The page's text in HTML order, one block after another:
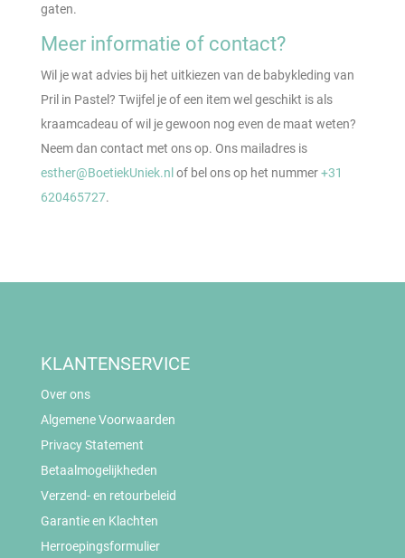
gaten.
Meer informatie of contact?
Wil je wat advies bij het uitkiezen van de babykleding van
Pril in Pastel? Twijfel je of een item wel geschikt is als
kraamcadeau of wil je gewoon nog even de maat weten?
Neem dan contact met ons op. Ons mailadres is
esther@BoetiekUniek.nl of bel ons op het nummer+31
620465727.
KLANTENSERVICE
Over ons
Algemene Voorwaarden
Privacy Statement
Betaalmogelijkheden
Verzend- en retourbeleid
Garantie en Klachten
Herroepingsformulier